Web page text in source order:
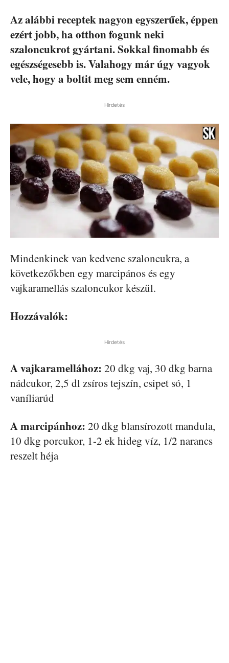
Az alábbi receptek nagyon egyszerűek, éppen
ezért jobb, ha otthon fogunk neki
szaloncukrot gyártani. Sokkal finomabb és
egészségesebb is. Valahogy már úgy vagyok
vele, hogy a boltit meg sem enném.
Hirdetés
Mindenkinek van kedvenc szaloncukra, a
következőkben egy marcipános és egy
vajkaramellás szaloncukor készül.
Hozzávalók:
Hirdetés
A vajkaramellához: 20 dkg vaj, 30 dkg barna
nádcukor, 2,5 dl zsíros tejszín, csipet só, 1
vaníliarúd
A marcipánhoz: 20 dkg blansírozott mandula,
10 dkg porcukor, 1-2 ek hideg víz, 1/2 narancs
reszelt héja